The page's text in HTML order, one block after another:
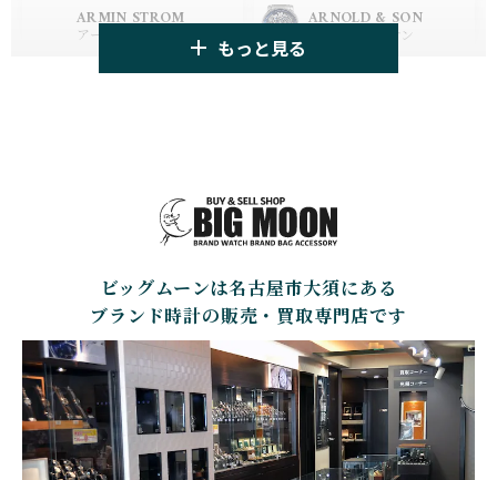
HUBLOT
ウブロ
ZENITH
BELL＆ROSS SINN
ジン
CARTIER
カルティエ
CHANEL
シャネル
CHOPARD
ショパール
SEIKO
セイコー
GLASHUTTE ORIGINA
L
グラスヒュッテ・オリジ
ナル
CHRONOSWISS
クロノスイス
ARMIN STROM
アーミン・シュトローム
ARNOLD & SON
アーノルド&サン
BAMFORD LONDON
バンフォード・ロンドン
BAUME&MERCIER
ボーム＆メルシエ
BEAUBLEU
ボーブルー
BELL＆ROSS
ベル＆ロス
BLANCPAIN
ブランパン
BOLDR Supply Compan
y
ボルダー・サプライ・カ
ンパニー
BOVET
ボヴェ
BREGUET
ブレゲ
もっと見る
ビッグムーンは名古屋市大須にある
ブランド時計の販売・買取専門店です